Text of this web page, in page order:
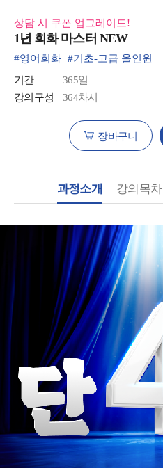
상담 시 쿠폰 업그레이드!
1년 회화 마스터 NEW
#영어회화 #기초-고급 올인원
기간
365일
강의구성
364차시
장바구니
과정소개 강의목차